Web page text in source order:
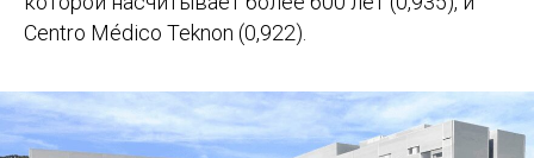
Centro Médico Teknon (0,922).